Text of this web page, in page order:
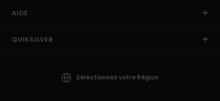
AIDE
QUIKSILVER
Sélectionnez votre Région